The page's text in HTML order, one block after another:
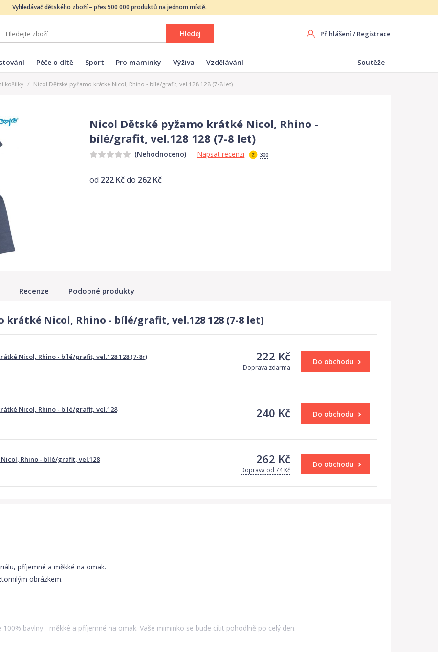
Vyhledávač dětského zboží – přes 500 000 produktů na jednom místě.
Hledej Přihlášení/ Registrace
Péče o dítě Sport Pro maminky Výživa Vzdělávání Soutěže
košilky / Nicol Dětské pyžamo krátké Nicol, Rhino - bílé/grafit, vel.128 128 (7-8 let)
Nicol Dětské pyžamo krátké Nicol, Rhino -
bílé/grafit, vel.128 128 (7-8 let)
(Nehodnoceno) Napsat recenzi 300
od 222 Kčdo 262 Kč
Recenze Podobné produkty
krátké Nicol, Rhino - bílé/grafit, vel.128 128 (7-8 let)
Nicol, Rhino - bílé/grafit, vel.128 128 (7-8r) 222 Kč
Doprava zdarma
Do obchodu
Nicol, Rhino - bílé/grafit, vel.128 240 Kč Do obchodu
Rhino - bílé/grafit, vel.128 262 Kč
Doprava od 74 Kč
Do obchodu
příjemné a měkké na omak.
obrázkem.
bavlny - měkké a příjemné na omak. Vaše miminko se bude cítit pohodlně po celý den.